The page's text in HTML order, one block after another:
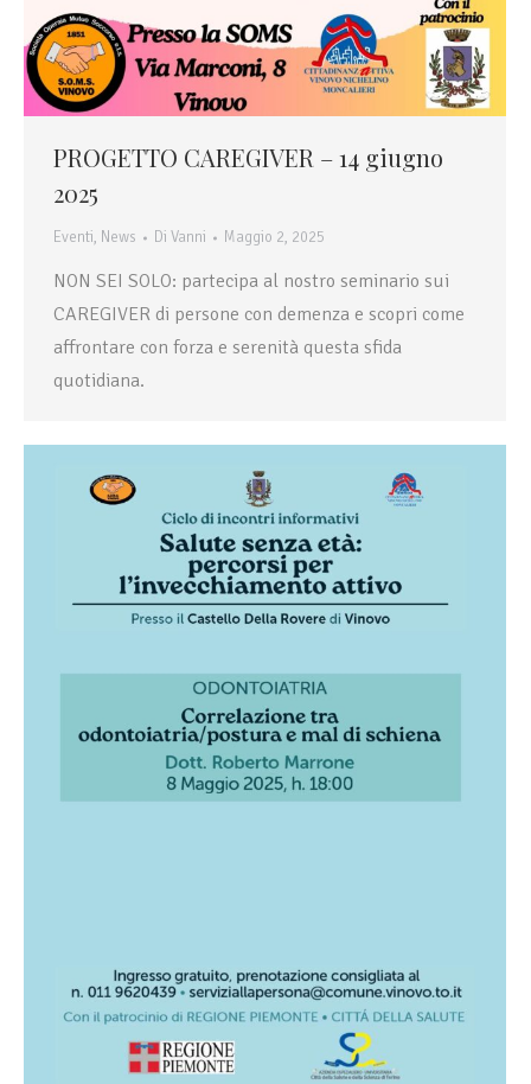
PROGETTO CAREGIVER – 14 giugno
2025
Eventi, News Di Vanni Maggio 2, 2025
NON SEI SOLO: partecipa al nostro seminario sui
CAREGIVER di persone con demenza e scopri come
affrontare con forza e serenità questa sfida
quotidiana.